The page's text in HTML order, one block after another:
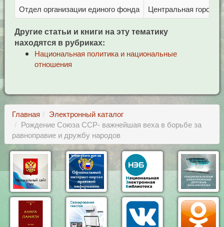
Отдел организации единого фонда Центральная
Другие статьи и книги на эту тематику
находятся в рубриках:
Национальная политика и национальные
отношения
Главная
Электронный каталог
Рождение Союза ССР- важнейшая веха в борьбе за
равноправие и дружбу народов